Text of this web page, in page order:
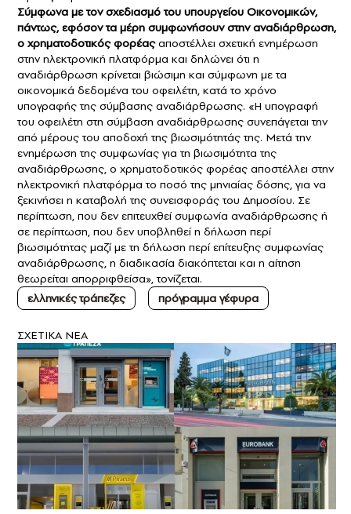
Σύμφωνα με τον σχεδιασμό του υπουργείου Οικονομικών,
πάντως, εφόσον τα μέρη συμφωνήσουν στην αναδιάρθρωση,
ο χρηματοδοτικός φορέαςαποστέλλει σχετική ενημέρωση
στην ηλεκτρονική πλατφόρμα και δηλώνει ότι η
αναδιάρθρωση κρίνεται βιώσιμη και σύμφωνη με τα
οικονομικά δεδομένα του οφειλέτη, κατά το χρόνο
υπογραφής της σύμβασης αναδιάρθρωσης. «Η υπογραφή
του οφειλέτη στη σύμβαση αναδιάρθρωσης συνεπάγεται την
από μέρους του αποδοχή της βιωσιμότητάς της. Μετά την
ενημέρωση της συμφωνίας για τη βιωσιμότητα της
αναδιάρθρωσης, ο χρηματοδοτικός φορέας αποστέλλει στην
ηλεκτρονική πλατφόρμα το ποσό της μηνιαίας δόσης, για να
ξεκινήσει η καταβολή της συνεισφοράς του Δημοσίου. Σε
περίπτωση, που δεν επιτευχθεί συμφωνία αναδιάρθρωσης ή
σε περίπτωση, που δεν υποβληθεί η δήλωση περί
βιωσιμότητας μαζί με τη δήλωση περί επίτευξης συμφωνίας
αναδιάρθρωσης, η διαδικασία διακόπτεται και η αίτηση
θεωρείται απορριφθείσα», τονίζεται.
ελληνικές τράπεζες
πρόγραμμα γέφυρα
ΣXETIKA NEA